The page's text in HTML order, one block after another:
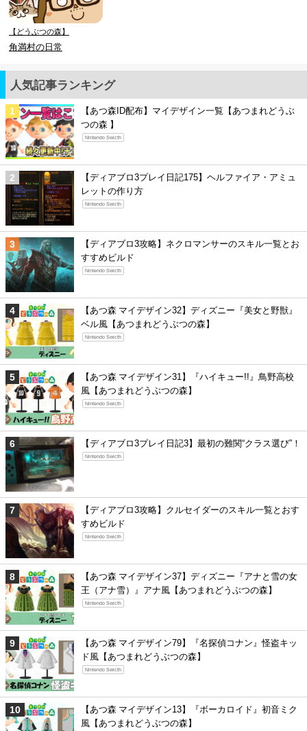
【どうぶつの森】
角満村の日常
人気記事ランキング
【あつ森ID配布】マイデザイン一覧【あつまれどうぶ
つの森 】
Nintendo Swicth
【ディアブロ3プレイ日記175】ヘルファイア・アミュ
レットの作り方
Nintendo Swicth
【ディアブロ3攻略】ネクロマンサーのスキル一覧とお
すすめビルド
Nintendo Swicth
【あつ森 マイデザイン32】ディズニー『美女と野獣』
ベル風【あつまれどうぶつの森】
Nintendo Swicth
【あつ森 マイデザイン31】『ハイキュー!!』鳥野高校
風【あつまれどうぶつの森】
Nintendo Swicth
【ディアブロ3プレイ日記3】最初の難関“クラス選び”！
Nintendo Swicth
【ディアブロ3攻略】クルセイダーのスキル一覧とおす
すめビルド
Nintendo Swicth
【あつ森 マイデザイン37】ディズニー『アナと雪の女
王（アナ雪）』アナ風【あつまれどうぶつの森】
Nintendo Swicth
【あつ森 マイデザイン79】『名探偵コナン』怪盗キッ
ド風【あつまれどうぶつの森】
Nintendo Swicth
【あつ森 マイデザイン13】『ボーカロイド』初音ミク
風【あつまれどうぶつの森】